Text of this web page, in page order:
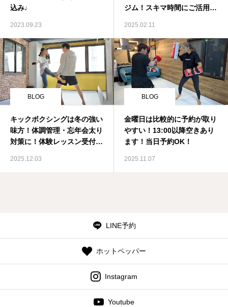
込み♩
2023.09.23
ジム！スキマ時間にご活用く
2025.02.11
BLOG
キックボクシングは冬の強い
味方！体調管理・忘年会太り
対策に！体験レッスン受付
2025.12.03
BLOG
金曜日は比較的に予約が取り
やすい！13:00以降空きあり
ます！当日予約OK！
2025.11.07
LINE予約
ホットペッパー
Instagram
Youtube